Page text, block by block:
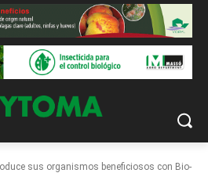
sus organismos beneficiosos con Bio-